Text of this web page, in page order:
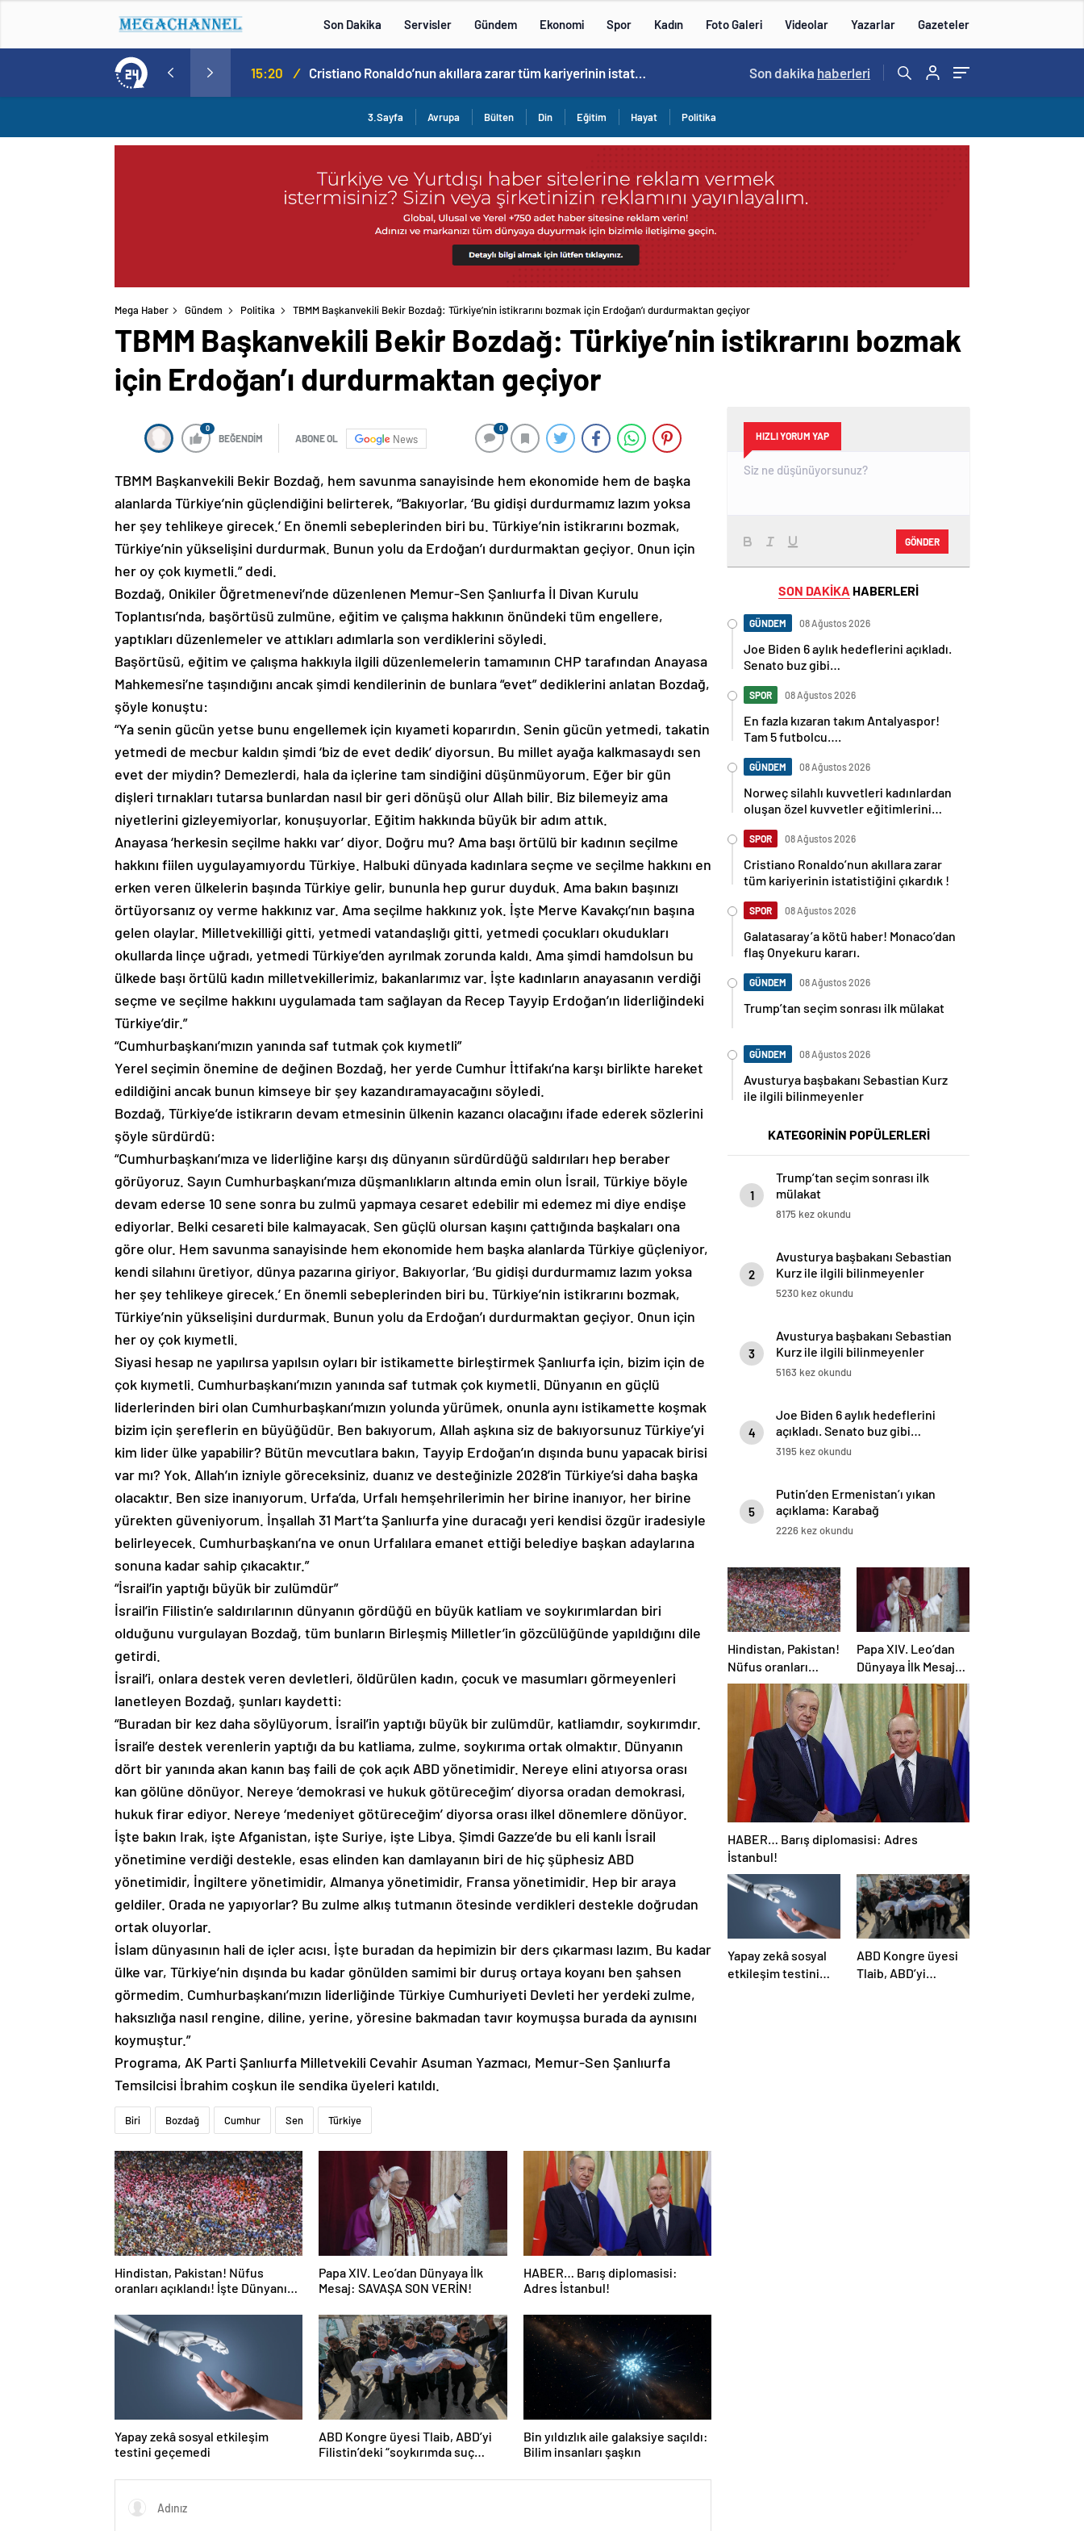
Son Dakika Servisler Gündem Ekonomi Spor Kadın Foto Galeri Videolar Yazarlar Gazeteler
Norweç silahlı kuvvetleri kadınlardan oluşan özel kuvvetler eğitimlerini başlattı. 15:20 / Cristiano Ronaldo’nun akıllara zarar tüm kariyerinin istatistiğini çıkardık ! 14:57 /
Son dakika haberleri
3.Sayfa Avrupa Bülten Din Eğitim Hayat Politika
Mega Haber Gündem Politika TBMM Başkanvekili Bekir Bozdağ: Türkiye’nin istikrarını bozmak için Erdoğan’ı durdurmaktan geçiyor
TBMM Başkanvekili Bekir Bozdağ: Türkiye’nin istikrarını bozmak
için Erdoğan’ı durdurmaktan geçiyor
0
BEĞENDİM ABONE OL News
0
TBMM Başkanvekili Bekir Bozdağ, hem savunma sanayisinde hem ekonomide hem de başka
alanlarda Türkiye’nin güçlendiğini belirterek, “Bakıyorlar, ‘Bu gidişi durdurmamız lazım yoksa
her şey tehlikeye girecek.’ En önemli sebeplerinden biri bu. Türkiye’nin istikrarını bozmak,
Türkiye’nin yükselişini durdurmak. Bunun yolu da Erdoğan’ı durdurmaktan geçiyor. Onun için
her oy çok kıymetli.” dedi.
Bozdağ, Onikiler Öğretmenevi’nde düzenlenen Memur-Sen Şanlıurfa İl Divan Kurulu
Toplantısı’nda, başörtüsü zulmüne, eğitim ve çalışma hakkının önündeki tüm engellere,
yaptıkları düzenlemeler ve attıkları adımlarla son verdiklerini söyledi.
Başörtüsü, eğitim ve çalışma hakkıyla ilgili düzenlemelerin tamamının CHP tarafından Anayasa
Mahkemesi’ne taşındığını ancak şimdi kendilerinin de bunlara “evet” dediklerini anlatan Bozdağ,
şöyle konuştu:
“Ya senin gücün yetse bunu engellemek için kıyameti koparırdın. Senin gücün yetmedi, takatin
yetmedi de mecbur kaldın şimdi ‘biz de evet dedik’ diyorsun. Bu millet ayağa kalkmasaydı sen
evet der miydin? Demezlerdi, hala da içlerine tam sindiğini düşünmüyorum. Eğer bir gün
dişleri tırnakları tutarsa bunlardan nasıl bir geri dönüşü olur Allah bilir. Biz bilemeyiz ama
niyetlerini gizleyemiyorlar, konuşuyorlar. Eğitim hakkında büyük bir adım attık.
Anayasa ‘herkesin seçilme hakkı var’ diyor. Doğru mu? Ama başı örtülü bir kadının seçilme
hakkını fiilen uygulayamıyordu Türkiye. Halbuki dünyada kadınlara seçme ve seçilme hakkını en
erken veren ülkelerin başında Türkiye gelir, bununla hep gurur duyduk. Ama bakın başınızı
örtüyorsanız oy verme hakkınız var. Ama seçilme hakkınız yok. İşte Merve Kavakçı’nın başına
gelen olaylar. Milletvekilliği gitti, yetmedi vatandaşlığı gitti, yetmedi çocukları okudukları
okullarda linçe uğradı, yetmedi Türkiye’den ayrılmak zorunda kaldı. Ama şimdi hamdolsun bu
ülkede başı örtülü kadın milletvekillerimiz, bakanlarımız var. İşte kadınların anayasanın verdiği
seçme ve seçilme hakkını uygulamada tam sağlayan da Recep Tayyip Erdoğan’ın liderliğindeki
Türkiye’dir.”
“Cumhurbaşkanı’mızın yanında saf tutmak çok kıymetli”
Yerel seçimin önemine de değinen Bozdağ, her yerde Cumhur İttifakı’na karşı birlikte hareket
edildiğini ancak bunun kimseye bir şey kazandıramayacağını söyledi.
Bozdağ, Türkiye’de istikrarın devam etmesinin ülkenin kazancı olacağını ifade ederek sözlerini
şöyle sürdürdü:
“Cumhurbaşkanı’mıza ve liderliğine karşı dış dünyanın sürdürdüğü saldırıları hep beraber
görüyoruz. Sayın Cumhurbaşkanı’mıza düşmanlıkların altında emin olun İsrail, Türkiye böyle
devam ederse 10 sene sonra bu zulmü yapmaya cesaret edebilir mi edemez mi diye endişe
ediyorlar. Belki cesareti bile kalmayacak. Sen güçlü olursan kaşını çattığında başkaları ona
göre olur. Hem savunma sanayisinde hem ekonomide hem başka alanlarda Türkiye güçleniyor,
kendi silahını üretiyor, dünya pazarına giriyor. Bakıyorlar, ‘Bu gidişi durdurmamız lazım yoksa
her şey tehlikeye girecek.’ En önemli sebeplerinden biri bu. Türkiye’nin istikrarını bozmak,
Türkiye’nin yükselişini durdurmak. Bunun yolu da Erdoğan’ı durdurmaktan geçiyor. Onun için
her oy çok kıymetli.
Siyasi hesap ne yapılırsa yapılsın oyları bir istikamette birleştirmek Şanlıurfa için, bizim için de
çok kıymetli. Cumhurbaşkanı’mızın yanında saf tutmak çok kıymetli. Dünyanın en güçlü
liderlerinden biri olan Cumhurbaşkanı’mızın yolunda yürümek, onunla aynı istikamette koşmak
bizim için şereflerin en büyüğüdür. Ben bakıyorum, Allah aşkına siz de bakıyorsunuz Türkiye’yi
kim lider ülke yapabilir? Bütün mevcutlara bakın, Tayyip Erdoğan’ın dışında bunu yapacak birisi
var mı? Yok. Allah’ın izniyle göreceksiniz, duanız ve desteğinizle 2028’in Türkiye’si daha başka
olacaktır. Ben size inanıyorum. Urfa’da, Urfalı hemşehrilerimin her birine inanıyor, her birine
yürekten güveniyorum. İnşallah 31 Mart’ta Şanlıurfa yine duracağı yeri kendisi özgür iradesiyle
belirleyecek. Cumhurbaşkanı’na ve onun Urfalılara emanet ettiği belediye başkan adaylarına
sonuna kadar sahip çıkacaktır.”
“İsrail’in yaptığı büyük bir zulümdür”
İsrail’in Filistin’e saldırılarının dünyanın gördüğü en büyük katliam ve soykırımlardan biri
olduğunu vurgulayan Bozdağ, tüm bunların Birleşmiş Milletler’in gözcülüğünde yapıldığını dile
getirdi.
İsrail’i, onlara destek veren devletleri, öldürülen kadın, çocuk ve masumları görmeyenleri
lanetleyen Bozdağ, şunları kaydetti:
“Buradan bir kez daha söylüyorum. İsrail’in yaptığı büyük bir zulümdür, katliamdır, soykırımdır.
İsrail’e destek verenlerin yaptığı da bu katliama, zulme, soykırıma ortak olmaktır. Dünyanın
dört bir yanında akan kanın baş faili de çok açık ABD yönetimidir. Nereye elini atıyorsa orası
kan gölüne dönüyor. Nereye ‘demokrasi ve hukuk götüreceğim’ diyorsa oradan demokrasi,
hukuk firar ediyor. Nereye ‘medeniyet götüreceğim’ diyorsa orası ilkel dönemlere dönüyor.
İşte bakın Irak, işte Afganistan, işte Suriye, işte Libya. Şimdi Gazze’de bu eli kanlı İsrail
yönetimine verdiği destekle, esas elinden kan damlayanın biri de hiç şüphesiz ABD
yönetimidir, İngiltere yönetimidir, Almanya yönetimidir, Fransa yönetimidir. Hep bir araya
geldiler. Orada ne yapıyorlar? Bu zulme alkış tutmanın ötesinde verdikleri destekle doğrudan
ortak oluyorlar.
İslam dünyasının hali de içler acısı. İşte buradan da hepimizin bir ders çıkarması lazım. Bu kadar
ülke var, Türkiye’nin dışında bu kadar gönülden samimi bir duruş ortaya koyanı ben şahsen
görmedim. Cumhurbaşkanı’mızın liderliğinde Türkiye Cumhuriyeti Devleti her yerdeki zulme,
haksızlığa nasıl rengine, diline, yerine, yöresine bakmadan tavır koymuşsa burada da aynısını
koymuştur.”
Programa, AK Parti Şanlıurfa Milletvekili Cevahir Asuman Yazmacı, Memur-Sen Şanlıurfa
Temsilcisi İbrahim coşkun ile sendika üyeleri katıldı.
Biri Bozdağ Cumhur Sen Türkiye
Hindistan, Pakistan! Nüfus
oranları açıklandı! İşte Dünyanın
haritası ülkeler!
Papa XIV. Leo’dan Dünyaya İlk
Mesaj: SAVAŞA SON VERİN!
HABER… Barış diplomasisi:
Adres İstanbul!
Yapay zekâ sosyal etkileşim
testini geçemedi
ABD Kongre üyesi Tlaib, ABD’yi
Filistin’deki “soykırımda suç
Bin yıldızlık aile galaksiye saçıldı:
Bilim insanları şaşkın
HIZLI YORUM YAP
GÖNDER
SON DAKİKA HABERLERİ
GÜNDEM 08 Ağustos 2026
Joe Biden 6 aylık hedeflerini açıkladı.
Senato buz gibi…
SPOR 08 Ağustos 2026
En fazla kızaran takım Antalyaspor!
Tam 5 futbolcu….
GÜNDEM 08 Ağustos 2026
Norweç silahlı kuvvetleri kadınlardan
oluşan özel kuvvetler eğitimlerini
SPOR 08 Ağustos 2026
Cristiano Ronaldo’nun akıllara zarar
tüm kariyerinin istatistiğini çıkardık !
SPOR 08 Ağustos 2026
Galatasaray’a kötü haber! Monaco’dan
flaş Onyekuru kararı.
GÜNDEM 08 Ağustos 2026
Trump’tan seçim sonrası ilk mülakat
GÜNDEM 08 Ağustos 2026
Avusturya başbakanı Sebastian Kurz
ile ilgili bilinmeyenler
KATEGORİNİN POPÜLERLERİ
1
Trump’tan seçim sonrası ilk
mülakat
8175 kez okundu
2
Avusturya başbakanı Sebastian
Kurz ile ilgili bilinmeyenler
5230 kez okundu
3
Avusturya başbakanı Sebastian
Kurz ile ilgili bilinmeyenler
5163 kez okundu
4
Joe Biden 6 aylık hedeflerini
açıkladı. Senato buz gibi…
3195 kez okundu
5
Putin’den Ermenistan’ı yıkan
açıklama: Karabağ
Azerbaycan’ın ayrılmaz bir
2226 kez okundu
Hindistan, Pakistan!
Nüfus oranları
açıklandı! İşte
Dünyanın en
kalabalık ülkesi!
Dünya haritası
ülkeler!
Papa XIV. Leo’dan
Dünyaya İlk Mesaj:
SAVAŞA SON
VERİN!
HABER… Barış diplomasisi: Adres
İstanbul!
Yapay zekâ sosyal
etkileşim testini
ABD Kongre üyesi
Tlaib, ABD’yi